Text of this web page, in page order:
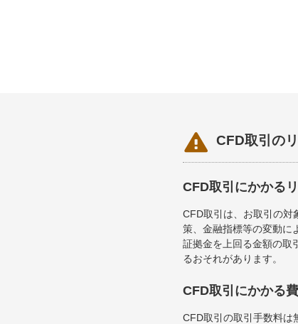
 CFD取引の
CFD取引にかかる
CFD取引は、お取引の対
策、金融指標等の変動に
証拠金を上回る金額の取
るおそれがあります。
CFD取引にかかる
CFD取引の取引手数料は